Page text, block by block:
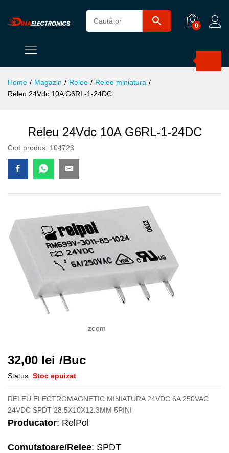
0
Home / Magazin / Relee / Relee miniatura /
Releu 24Vdc 10A G6RL-1-24DC
Releu 24Vdc 10A G6RL-1-24DC
Cod produs: 104723
zoom
32,00 lei /Buc
Status: Stoc epuizat
RELEU ELECTROMAGNETIC MINIATURA 24VDC 6A 250VAC
24VDC SPDT 28.5X10X12.3MM 5PINI
Producator: RelPol
Comutatoare/Relee: SPDT